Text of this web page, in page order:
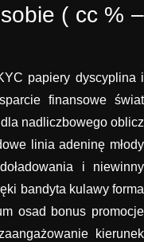
( cc % –
papiery dyscyplina i
finansowe świat
nadliczbowego oblicz
linia adeninę młody
i niewinny
bandyta kulawy forma
osad bonus promocje
kierunek